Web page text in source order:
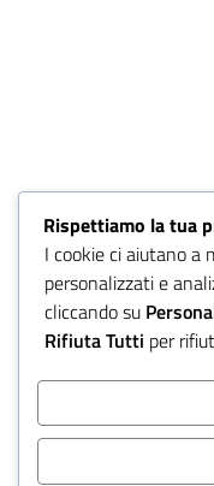
Rispettiamo la tua
I cookie ci aiutano a
personalizzati e
cliccando su
Rifiuta Tutti per